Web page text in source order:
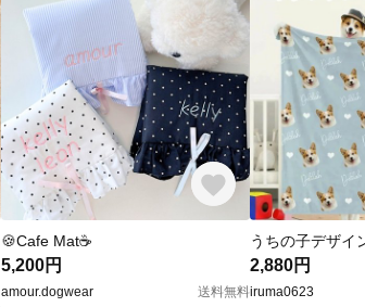
🍪Cafe Mat☕️
5,200円
amour.dogwear
送料無料
2,880円
iruma0623